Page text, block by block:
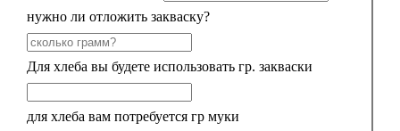
нужно ли отложить закваску?
Для хлеба вы будете использовать гр. закваски
для хлеба вам потребуетсягр муки